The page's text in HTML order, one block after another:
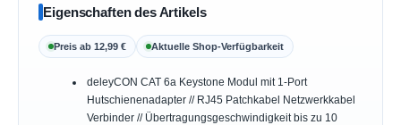
Eigenschaften des Artikels
Preis ab 12,99 € Aktuelle Shop-Verfügbarkeit
deleyCON CAT 6a Keystone Modul mit 1-Port
Hutschienenadapter // RJ45 Patchkabel Netzwerkkabel
Verbinder // Übertragungsgeschwindigkeit bis zu 10